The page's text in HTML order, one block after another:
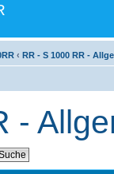
‹ RR - S 1000 RR -
-